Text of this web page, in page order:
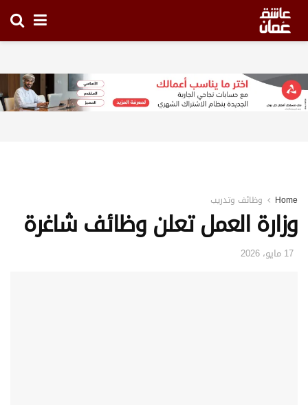
Home وظائف وتدريب
وزارة العمل تعلن وظائف شاغرة
17 مايو، 2026